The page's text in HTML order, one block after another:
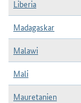
Liberia
Madagaskar
Malawi
Mali
Mauretanien